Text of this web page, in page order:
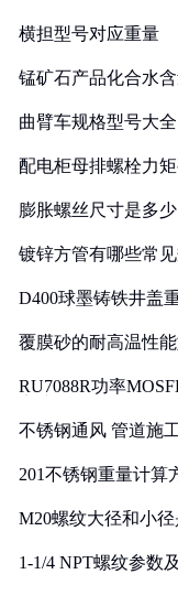
横担型号对应重量
锰矿石产品化合水
曲臂车规格型号大全
配电柜母排螺栓力
膨胀螺丝尺寸是多少
镀锌方管有哪些常
D400球墨铸铁井盖
覆膜砂的耐高温性
RU7088R功率
不锈钢通风 管道施
201不锈钢重量计算
M20螺纹大径和小
1-1/4 NPT螺纹参数